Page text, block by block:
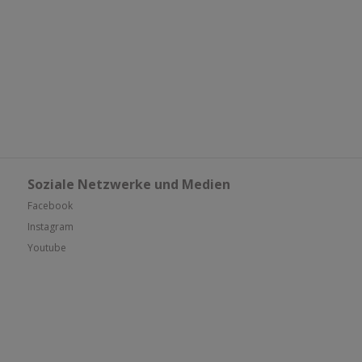
Soziale Netzwerke und Medien
Facebook
Instagram
Youtube